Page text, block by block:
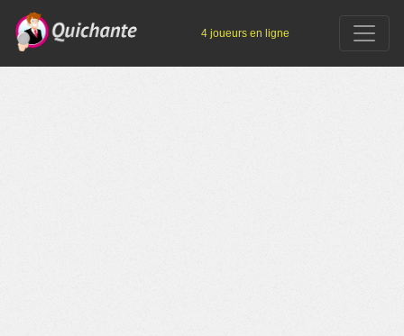
4 joueurs en ligne